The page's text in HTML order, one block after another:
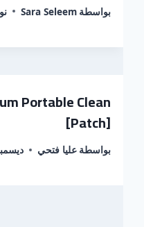
بواسطة Sara Seleem
Portable Clean
[Patch]
بواسطة عليا فتحي ديسمبر 5,